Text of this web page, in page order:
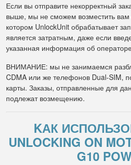
Если вы отправите некорректный
выше, мы не сможем возместить вам
котором UnlockUnit обрабатывает
является затратным, даже если
указанная информация об
ВНИМАНИЕ: мы не занимаемся
CDMA или же телефонов Dual-SIM,
карты. Заказы, отправленные для
подлежат возмещению.
KАК
UNLOCKING ON
G10